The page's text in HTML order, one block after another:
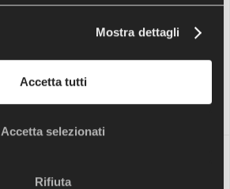
Mostra dettagli
Accetta tutti
Accetta selezionati
Rifiuta
effettuato per alleviare i dolori e
spalla. Questo è l'intervento di
nei bambini: la malattia di osgood-